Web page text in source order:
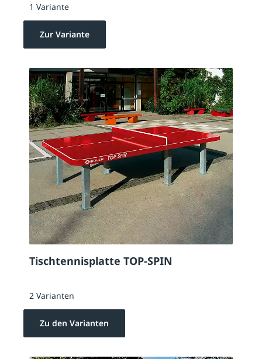
1 Variante
Zur Variante
Tischtennisplatte TOP-SPIN
2 Varianten
Zu den Varianten